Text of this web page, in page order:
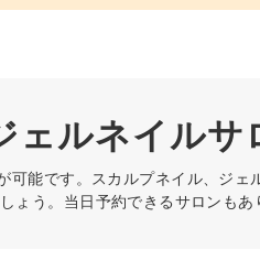
ェルネイルサ
可能です。スカルプネイル、ジ
ょう。当日予約できるサロンもあ